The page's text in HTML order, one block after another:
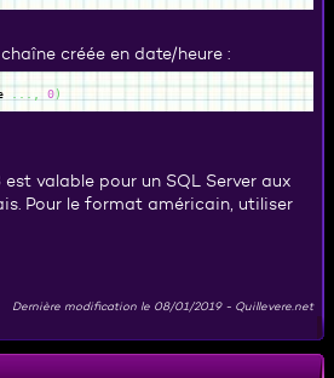
créée en date/heure :
0)
valable pour un SQL Server aux
Pour le format américain, utiliser
Dernière modification le 08/01/2019- Quillevere.net